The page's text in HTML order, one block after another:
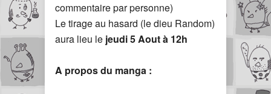
commentaire par personne)
Le tirage au hasard (le dieu Random)
aura lieu le jeudi 5 Aout à 12h
A propos du manga :